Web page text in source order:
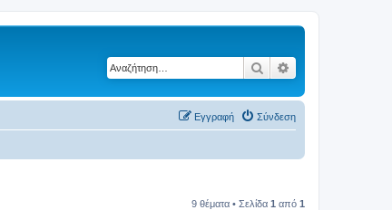
Αναζήτηση
Σύνδεση
Εγγραφή
9 θέματα • Σελίδα 1 από 1